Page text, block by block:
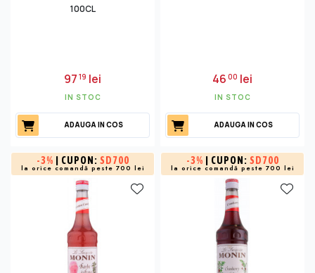
100CL
9719 lei
IN STOC
ADAUGA IN COS
4600 lei
IN STOC
ADAUGA IN COS
-3% | CUPON: SD700
la orice comandă peste 700 lei
-3% | CUPON: SD700
la orice comandă peste 700 lei